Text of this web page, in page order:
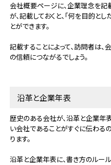
会社概要ページに、企業理念を記
が、記載しておくと、「何を目的と
とができます。
記載することによって、訪問者は
の信頼につながるでしょう。
沿革と企業年表
歴史のある会社が、沿革と企業年
い会社であることがすぐに伝わる
ります。
沿革と企業年表に、書き方のルー